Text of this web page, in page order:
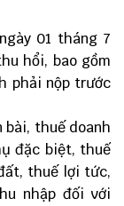
01 tháng 7
hổi, bao gồm
phải nộp trước
bài, thuế doanh
đặc biệt, thuế
thuế lợi tức,
nhập đối với